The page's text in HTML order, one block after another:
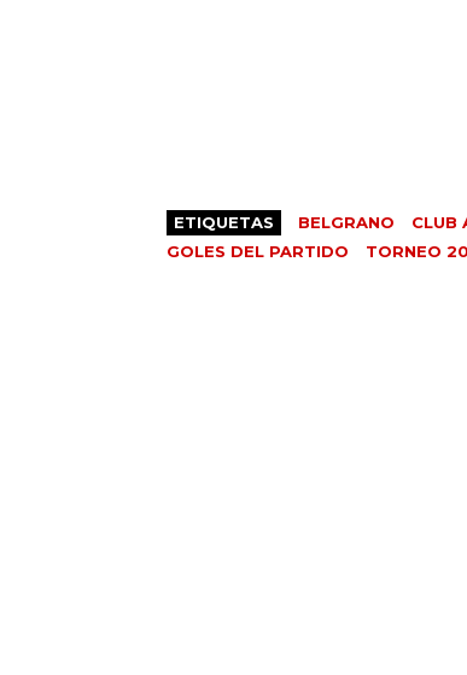
ETIQUETAS BELGRANO CLUB
GOLES DEL PARTIDO
TORNEO